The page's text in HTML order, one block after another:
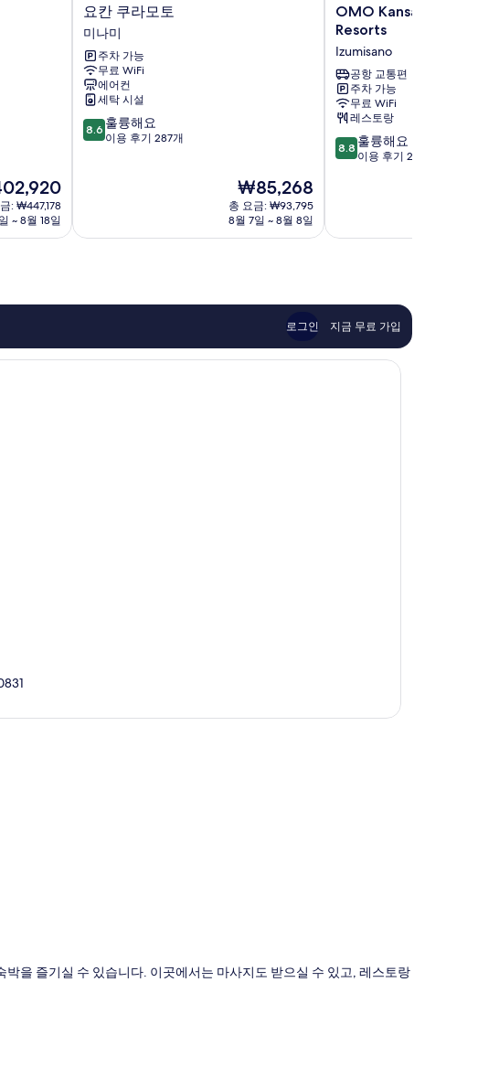
: ₩447,178
~ 8월 18일
요
칸
쿠
라
모
토
미
나
미
요칸 쿠라모토
미나미
주차 가능
무료 WiFi
에어컨
세탁 시설
10
점
훌
이
기
8.6 훌륭해요
이용 후기 287개
현
재
요
₩85,268
총 요금: ₩93,795
8월 7일 ~ 8월 8일
OMO
Kansai
by
Hoshino
Resorts
Izumisano
OMO Kansai
Resorts
Izumisano
공항 교통편
주차 가능
무료 WiFi
레스토랑
10
점
점,
요,
이
용
후
8.8 훌륭해요
이용 후기 2,612개
로그인 지금 무료 가입
을 즐기실 수 있습니다. 이곳에서는 마사지도 받으실 수 있고, 레스토랑